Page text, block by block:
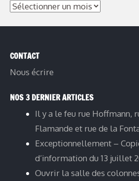
Archives
CONTACT
Nous écrire
NOS 3 DERNIER ARTICLES
Il y a le feu rue Hoffmann,
Flamande et rue de la
Exceptionnellement –
d’information du 13 juillet
Ouvrir la salle des